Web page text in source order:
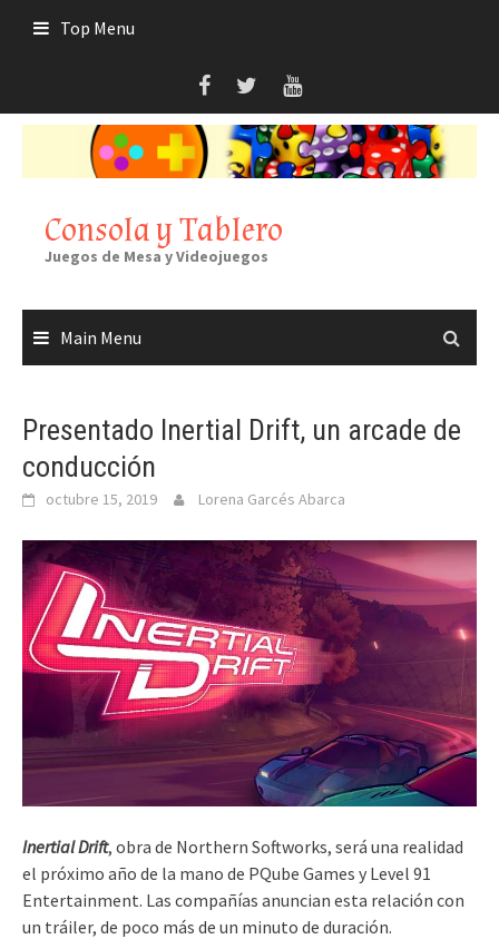
Top Menu
Consola y Tablero
Juegos de Mesa y Videojuegos
Main Menu
Presentado Inertial Drift, un arcade de
conducción
octubre 15, 2019 Lorena Garcés Abarca
Inertial Drift, obra de Northern Softworks, será una realidad
el próximo año de la mano de PQube Games y Level 91
Entertainment. Las compañías anuncian esta relación con
un tráiler, de poco más de un minuto de duración.